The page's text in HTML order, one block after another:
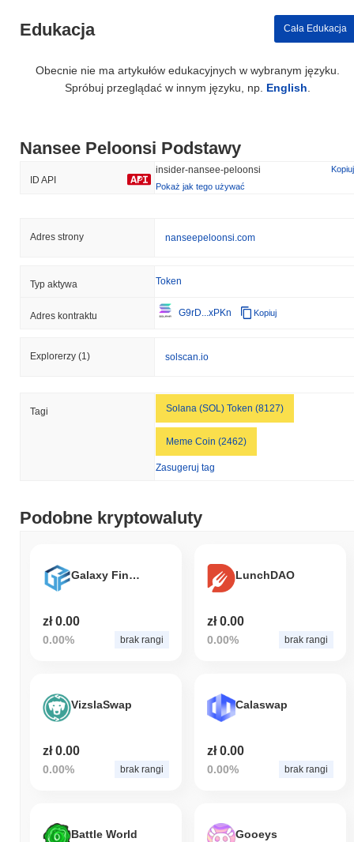
Edukacja Cała Edukacja
Obecnie nie ma artykułów edukacyjnych w wybranym języku.
Spróbuj przeglądać w innym języku, np. English
Nansee Peloonsi Podstawy
ID API
insider-nansee-peloonsi
Kopiuj
Pokaż jak tego używać
Adres strony nanseepeloonsi.com
Typ aktywa Token
Adres kontraktu G9rD...xPKn Kopiuj
Explorerzy (1) solscan.io
Tagi Solana (SOL) Token (8127)
Meme Coin (2462)
Zasugeruj tag
Podobne kryptowaluty
Galaxy Finance
zł 0.00
0.00% brak rangi
LunchDAO
zł 0.00
0.00% brak rangi
VizslaSwap
zł 0.00
0.00% brak rangi
Calaswap
zł 0.00
0.00% brak rangi
Battle World Gooeys